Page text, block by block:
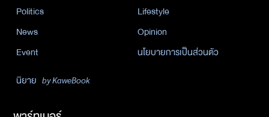
Politics
Lifestyle
News
Opinion
Event
นโยบายการเป็นส่วนตัว
นิยาย by KaweBook